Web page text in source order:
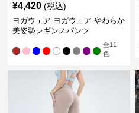
¥4,420 (税込)
ヨガウェア ヨガウェア やわらか
美姿勢レギンスパンツ
全11
色